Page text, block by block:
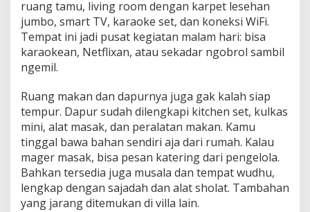
ruang tamu, living room dengan karpet lesehan
jumbo, smart TV, karaoke set, dan koneksi WiFi.
Tempat ini jadi pusat kegiatan malam hari: bisa
karaokean, Netflixan, atau sekadar ngobrol sambil
ngemil.
Ruang makan dan dapurnya juga gak kalah siap
tempur. Dapur sudah dilengkapi kitchen set, kulkas
mini, alat masak, dan peralatan makan. Kamu
tinggal bawa bahan sendiri aja dari rumah. Kalau
mager masak, bisa pesan katering dari pengelola.
Bahkan tersedia juga musala dan tempat wudhu,
lengkap dengan sajadah dan alat sholat. Tambahan
yang jarang ditemukan di villa lain.